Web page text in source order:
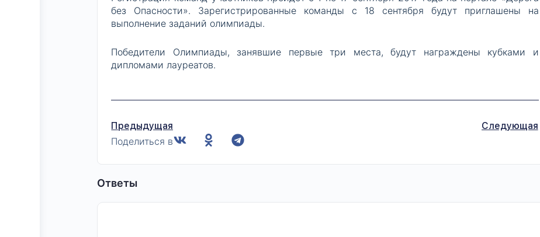
без Опасности». Зарегистрированные команды с 18 сентября будут приглашены на
выполнение заданий олимпиады.
Победители Олимпиады, занявшие первые три места, будут награждены кубками и
дипломами лауреатов.
Предыдущая Следующая
Поделиться в
Ответы